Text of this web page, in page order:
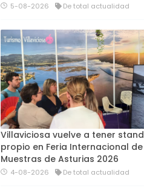
5-08-2026 De total actualidad
Villaviciosa vuelve a tener stand
propio en Feria Internacional de
Muestras de Asturias 2026
4-08-2026 De total actualidad